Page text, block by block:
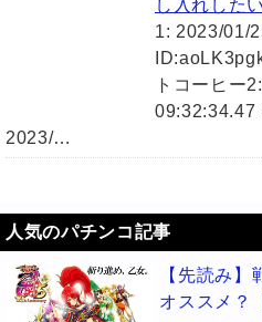
し入れした
1: 2023/01/
トコーヒー
09:32:34.47
2023/…
人気のパチンコ記事
【先読み
オススメ？